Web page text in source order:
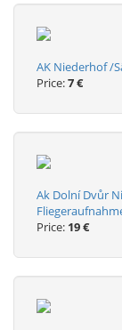
AK Niederhof /
Price:7 €
Ak Dolní Dvůr
Price: 19 €